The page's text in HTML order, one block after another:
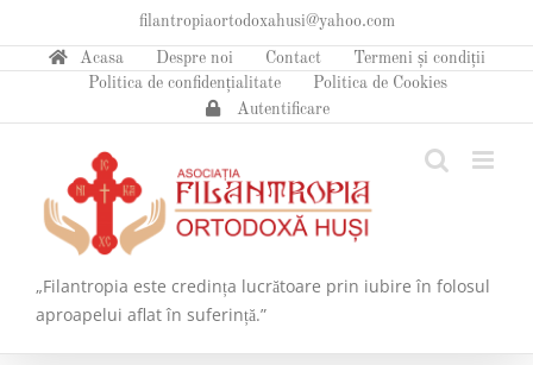
content
filantropiaortodoxahusi@yahoo.com
Acasa Despre noi Contact
Termeni și condiții
Politica de confidențialitate
Politica de Cookies
Autentificare
„Filantropia este credința lucrătoare prin iubire în folosul
aproapelui aflat în suferință.”